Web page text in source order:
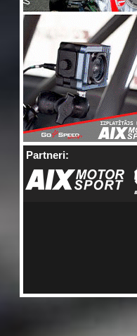
Partneri: